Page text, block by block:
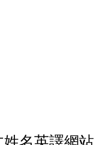
名英譯網